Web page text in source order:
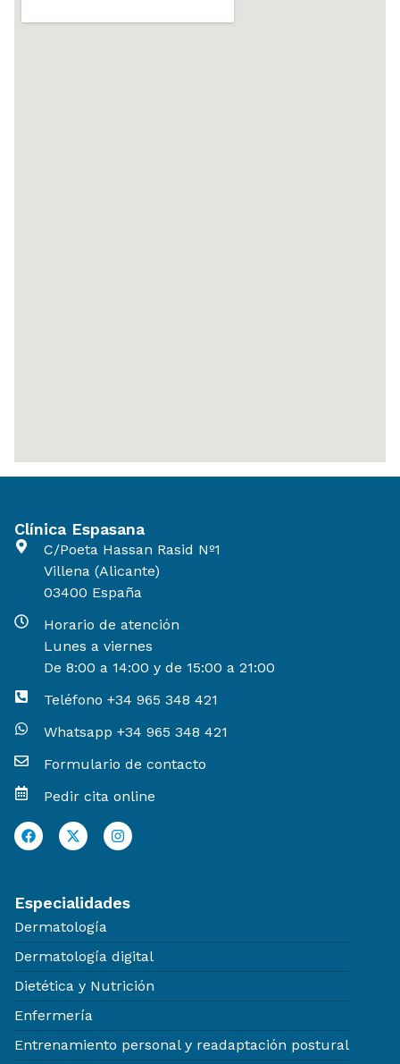
Clínica Espasana
C/Poeta Hassan Rasid Nº1
Villena (Alicante)
03400 España
Horario de atención
Lunes a viernes
De 8:00 a 14:00 y de 15:00 a 21:00
Teléfono +34 965 348 421
Whatsapp +34 965 348 421
Formulario de contacto
Pedir cita online
Especialidades
Dermatología
Dermatología digital
Dietética y Nutrición
Enfermería
Entrenamiento personal y readaptación postural